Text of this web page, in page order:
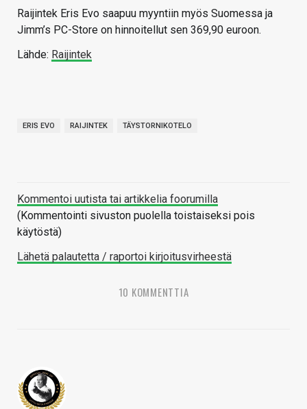
Raijintek Eris Evo saapuu myyntiin myös Suomessa ja
Jimm’s PC-Store on hinnoitellut sen 369,90 euroon.
Lähde: Raijintek
ERIS EVO RAIJINTEK TÄYSTORNIKOTELO
Kommentoi uutista tai artikkelia foorumilla
(Kommentointi sivuston puolella toistaiseksi pois
käytöstä)
Lähetä palautetta / raportoi kirjoitusvirheestä
10 KOMMENTTIA